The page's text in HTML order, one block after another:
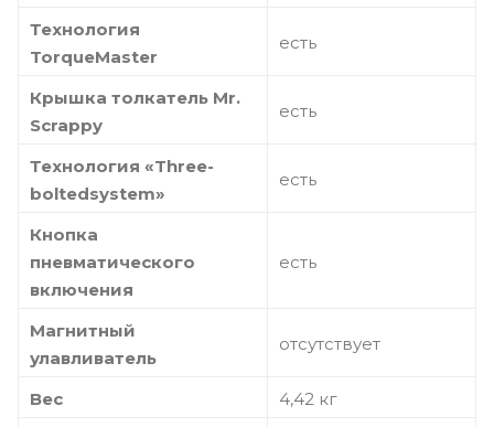
Технология
TorqueMaster
есть
Крышка толкатель Мr.
Scrappy
есть
Технология «Three-
boltedsystem»
есть
Кнопка
пневматического
включения
есть
Магнитный
улавливатель
отсутствует
Вес
4,42 кг